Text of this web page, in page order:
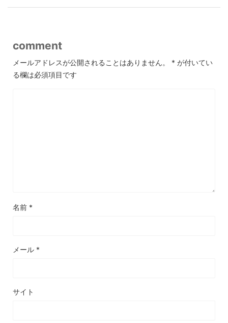
comment
メールアドレスが公開されることはありません。 * が付いてい
る欄は必須項目です
名前 *
メール *
サイト